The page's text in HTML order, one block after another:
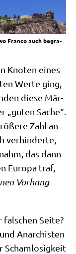
Fran­co auch begra­
Kno­ten eines
Wer­te ging,
die­se Mär­
Sache“.
Zahl an
ver­hin­der­te,
das dann
Euro­pa traf,
Vor­hang
Sei­te?
Anar­chi­sten
Scham­lo­sig­keit